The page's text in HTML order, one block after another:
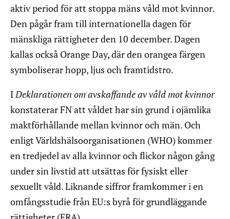
aktiv period för att stoppa mäns våld mot kvinnor.
Den pågår fram till internationella dagen för
mänskliga rättigheter den 10 december. Dagen
kallas också Orange Day, där den orangea färgen
symboliserar hopp, ljus och framtidstro.
I Deklarationen om avskaffande av våld mot kvinnor
konstaterar FN att våldet har sin grund i ojämlika
maktförhållande mellan kvinnor och män. Och
enligt Världshälsoorganisationen (WHO) kommer
en tredjedel av alla kvinnor och flickor någon gång
under sin livstid att utsättas för fysiskt eller
sexuellt våld. Liknande siffror framkommer i en
omfångsstudie från EU:s byrå för grundläggande